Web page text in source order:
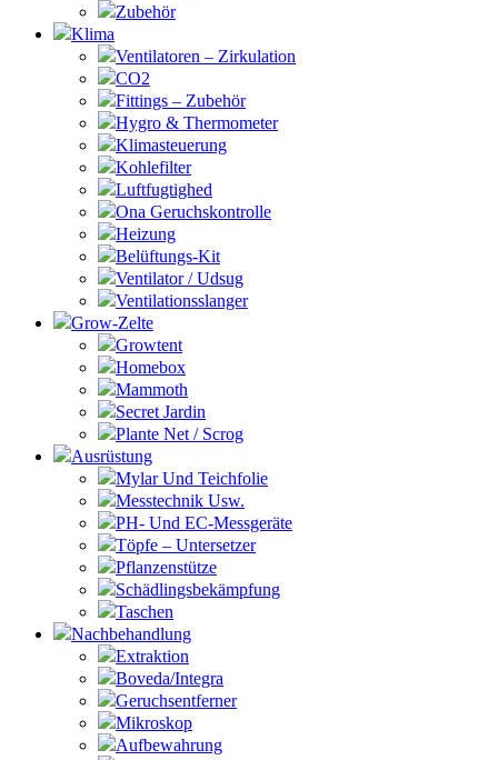
Zubehör
Klima
Ventilatoren – Zirkulation
CO2
Fittings – Zubehör
Hygro & Thermometer
Klimasteuerung
Kohlefilter
Luftfugtighed
Ona Geruchskontrolle
Heizung
Belüftungs-Kit
Ventilator / Udsug
Ventilationsslanger
Grow-Zelte
Growtent
Homebox
Mammoth
Secret Jardin
Plante Net / Scrog
Ausrüstung
Mylar Und Teichfolie
Messtechnik Usw.
PH- Und EC-Messgeräte
Töpfe – Untersetzer
Pflanzenstütze
Schädlingsbekämpfung
Taschen
Nachbehandlung
Extraktion
Boveda/Integra
Geruchsentferner
Mikroskop
Aufbewahrung